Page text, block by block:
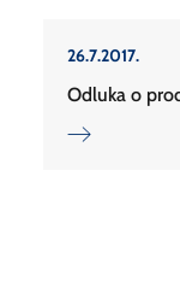
26.7.2017.
Odluka o